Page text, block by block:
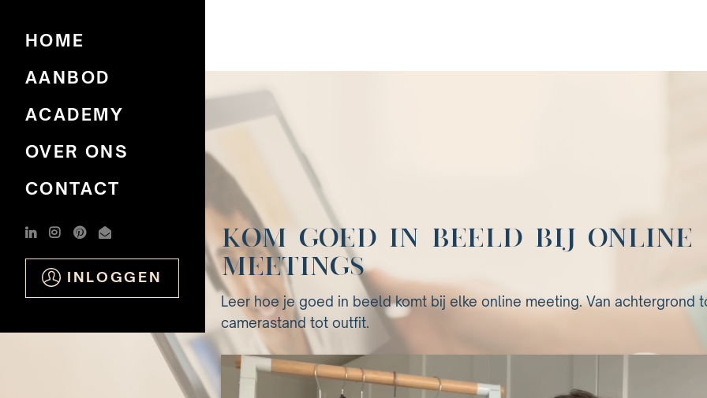
HOME
AANBOD
ACADEMY
OVER ONS
CONTACT
INLOGGEN
KOM GOED IN BEELD BIJ ONLINE
MEETINGS
Leer hoe je goed in beeld komt bij elke online meeting. Van achtergrond
camerastand tot outfit.